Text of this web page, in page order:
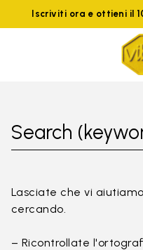
Iscriviti ora e ottieni il
Search
Lasciate che vi
cercando.
– Ricontrollate